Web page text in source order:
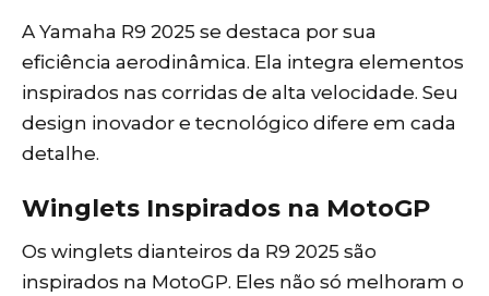
A Yamaha R9 2025 se destaca por sua
eficiência aerodinâmica. Ela integra elementos
inspirados nas corridas de alta velocidade. Seu
design inovador e tecnológico difere em cada
detalhe.
Winglets Inspirados na MotoGP
Os winglets dianteiros da R9 2025 são
inspirados na MotoGP. Eles não só melhoram o